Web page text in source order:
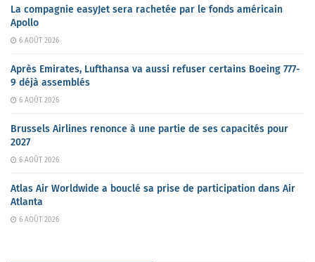
La compagnie easyJet sera rachetée par le fonds américain
Apollo
6 AOÛT 2026
Après Emirates, Lufthansa va aussi refuser certains Boeing 777-
9 déjà assemblés
6 AOÛT 2026
Brussels Airlines renonce à une partie de ses capacités pour
2027
6 AOÛT 2026
Atlas Air Worldwide a bouclé sa prise de participation dans Air
Atlanta
6 AOÛT 2026